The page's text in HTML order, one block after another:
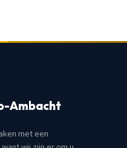
Ambacht
met een